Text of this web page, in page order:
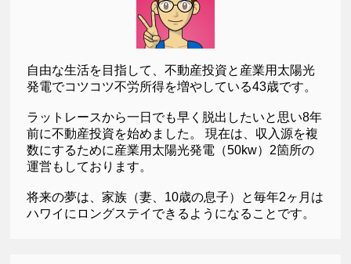
自由な生活を目指して、不動産投資と産業用太陽光
発電でコツコツ不労所得を増やしている43歳です。
ラットレースから一日でも早く脱出したいと思い8年
前に不動産投資を始めました。 現在は、収入源を複
数にするために産業用太陽光発電（50kw）2箇所の
運営もしております。
将来の夢は、家族（妻、10歳の息子）と毎年2ヶ月は
ハワイにロングステイできるようになることです。